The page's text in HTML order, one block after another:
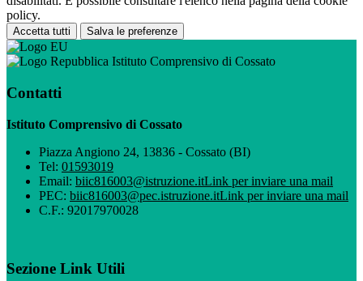
policy.
Accetta tutti Salva le preferenze
Istituto Comprensivo di Cossato
Contatti
Istituto Comprensivo di Cossato
Piazza Angiono 24, 13836 - Cossato (BI)
Tel: 01593019
Email: biic816003@istruzione.itLink per inviare una mail
PEC: biic816003@pec.istruzione.itLink per inviare una mail
C.F.: 92017970028
Sezione Link Utili